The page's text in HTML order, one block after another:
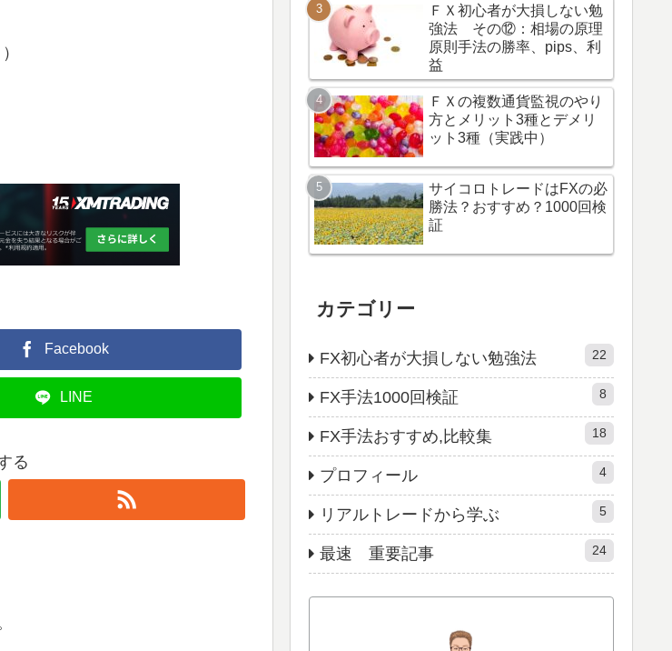
Facebook
LINE
る
ＦＸ初心者が大損しない勉
強法 その⑫：相場の原理
原則手法の勝率、pips、利
益
ＦＸの複数通貨監視のやり
方とメリット3種とデメリ
ット3種（実践中）
サイコロトレードはFXの必
勝法？おすすめ？1000回検
証
カテゴリー
FX初心者が大損しない勉強法 22
FX手法1000回検証 8
FX手法おすすめ,比較集 18
プロフィール 4
リアルトレードから学ぶ 5
最速 重要記事 24